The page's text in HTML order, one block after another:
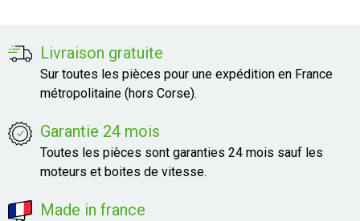
Livraison gratuite
Sur toutes les pièces pour une expédition en France
métropolitaine (hors Corse).
Garantie 24 mois
Toutes les pièces sont garanties 24 mois sauf les
moteurs et boites de vitesse.
Made in france